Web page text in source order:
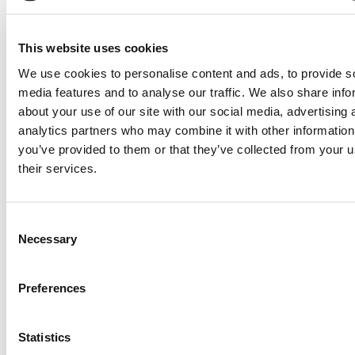
This website uses cookies
We use cookies to personalise content and ads, to provide
media features and to analyse our traffic. We also share
about your use of our site with our social media, advertising
analytics partners who may combine it with other
you’ve provided to them or that they’ve collected from your
their services.
Selection
Necessary
Preferences
Statistics
bemiddeling.
bijdrage in het arbeidsmediation proces.
Mocht jij ons in de toekomst willen/kunnen gebruiken
voor een aanbeveling of iets anders, schroom niet, dat
doen we graag voor je.
manier alles uit te leggen en mee te denken.
Zeer professioneel.
Dank voor jouw heldere inzichten en doortastende